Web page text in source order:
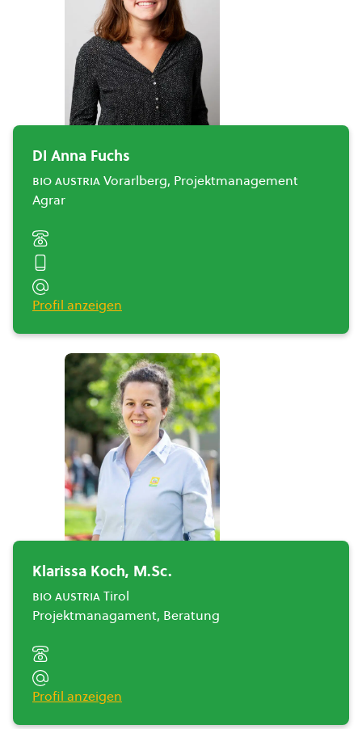
DI Anna Fuchs
bio austriaVorarlberg, Projektmanagement
Agrar
Profil anzeigen
Klarissa Koch, M.Sc.
bio austriaTirol
Projektmanagament, Beratung
Profil anzeigen